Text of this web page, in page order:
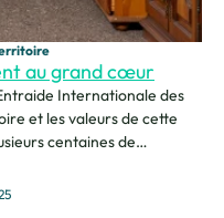
au grand cœur
Internationale des
et les valeurs de cette
centaines de
des actions
Dominique Serasset,